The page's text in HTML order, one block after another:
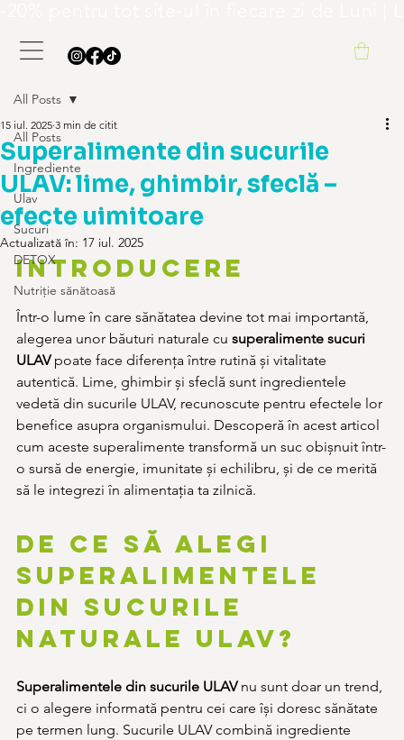
All Posts
Ingrediente
Ulav
Sucuri
DETOX
Nutriție sănătoasă
All Posts
Superalimente din sucurile
ULAV: lime, ghimbir, sfeclă –
efecte uimitoare
15 iul. 2025 3 min de citit
Actualizată în: 17 iul. 2025
Introducere
Într-o lume în care sănătatea devine tot mai importantă,
alegerea unor băuturi naturale cu superalimente sucuri
ULAV poate face diferența între rutină și vitalitate
autentică. Lime, ghimbir și sfeclă sunt ingredientele
vedetă din sucurile ULAV, recunoscute pentru efectele lor
benefice asupra organismului. Descoperă în acest articol
cum aceste superalimente transformă un suc obișnuit într-
o sursă de energie, imunitate și echilibru, și de ce merită
să le integrezi în alimentația ta zilnică.
De ce să alegi
superalimentele
din sucurile
naturale ULAV?
Superalimentele din sucurile ULAV nu sunt doar un trend,
ci o alegere informată pentru cei care își doresc sănătate
pe termen lung. Sucurile ULAV combină ingrediente